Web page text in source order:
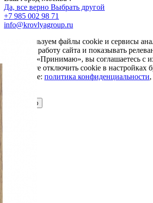
Да, все верно Выбрать другой
+7 985 002 98 71
info@krovlyagroup.ru
Мы используем файлы cookie и сервисы
улучшить работу сайта и показывать
Нажимая «Принимаю», вы соглашаетесь с
Вы можете отключить cookie в настройках
Подробнее: политика конфиденциальности,
Принимаю